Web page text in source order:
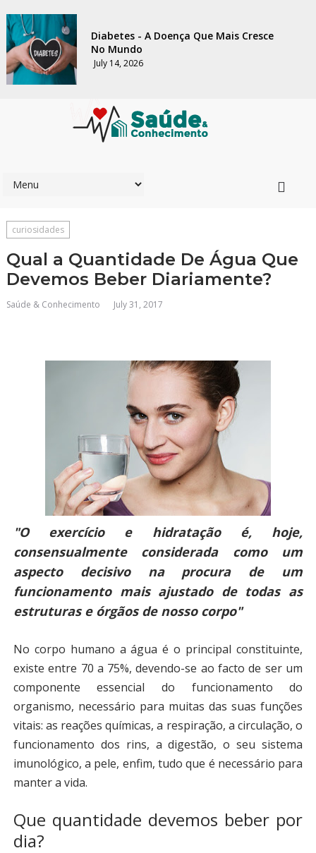
Diabetes - A Doença Que Mais Cresce
No Mundo
July 14, 2026
curiosidades
Qual a Quantidade De Água Que
Devemos Beber Diariamente?
Saúde & Conhecimento July 31, 2017
"O exercício e hidratação é, hoje,
consensualmente considerada como um
aspecto decisivo na procura de um
funcionamento mais ajustado de todas as
estruturas e órgãos de nosso corpo"
No corpo humano a água é o principal constituinte,
existe entre 70 a 75%, devendo-se ao facto de ser um
componente essencial do funcionamento do
organismo, necessário para muitas das suas funções
vitais: as reações químicas, a respiração, a circulação, o
funcionamento dos rins, a digestão, o seu sistema
imunológico, a pele, enfim, tudo que é necessário para
manter a vida.
Que quantidade devemos beber por
dia?